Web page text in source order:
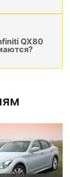
QX80